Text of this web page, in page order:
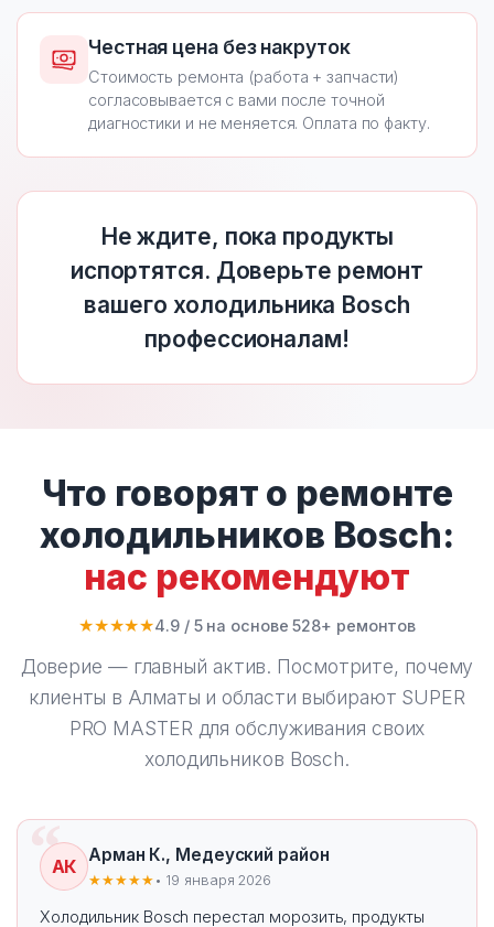
Честная цена без накруток
Стоимость ремонта (работа + запчасти)
согласовывается с вами после точной
диагностики и не меняется. Оплата по факту.
Не ждите, пока продукты
испортятся. Доверьте ремонт
вашего холодильника Bosch
профессионалам!
Что говорят о ремонте
холодильников Bosch:
нас рекомендуют
★★★★★4.9 / 5 на основе 528+ ремонтов
Доверие — главный актив. Посмотрите, почему
клиенты в Алматы и области выбирают SUPER
PRO MASTER для обслуживания своих
холодильников Bosch.
АК
Арман К., Медеуский район
★★★★★ • 19 января 2026
Холодильник Bosch перестал морозить, продукты